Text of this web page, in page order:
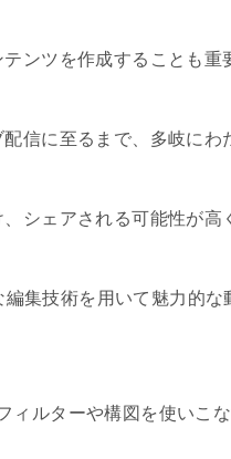
ンツを作成することも重
信に至るまで、多岐にわ
シェアされる可能性が高
集技術を用いて魅力的
ィルターや構図を使いこ